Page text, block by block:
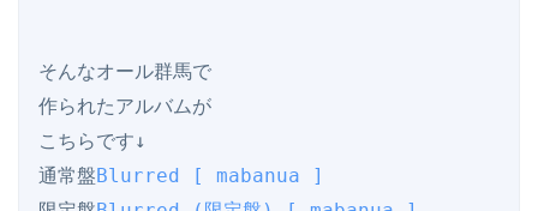
そんなオール群馬で
作られたアルバムが
こちらです↓
通常盤Blurred [ mabanua ]